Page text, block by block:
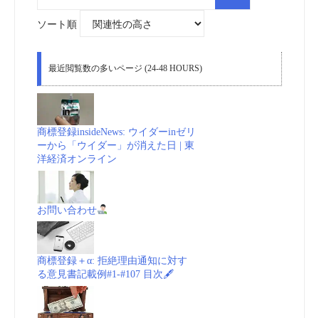
ソート順
最近閲覧数の多いページ (24-48 HOURS)
商標登録insideNews: ウイダーinゼリ
ーから「ウイダー」が消えた日 | 東
洋経済オンライン
お問い合わせ
商標登録＋α: 拒絶理由通知に対す
る意見書記載例#1-#107 目次🖋